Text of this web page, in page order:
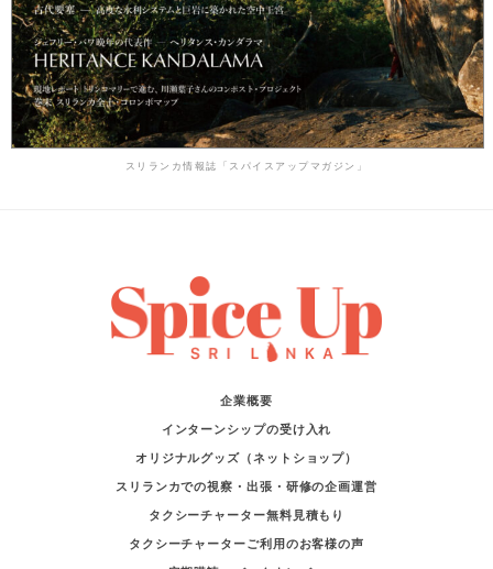
スリランカ情報誌「スパイスアップマガジン」
企業概要
インターンシップの受け入れ
オリジナルグッズ（ネットショップ）
スリランカでの視察・出張・研修の企画運営
タクシーチャーター無料見積もり
タクシーチャーターご利用のお客様の声